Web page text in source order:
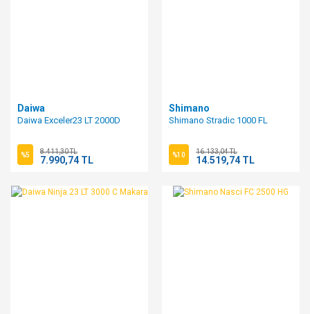
Daiwa
Daiwa Exceler23 LT 2000D
%5 8.411,30 TL
7.990,74 TL
Shimano
Shimano Stradic 1000 FL
%10 16.133,04 TL
14.519,74 TL